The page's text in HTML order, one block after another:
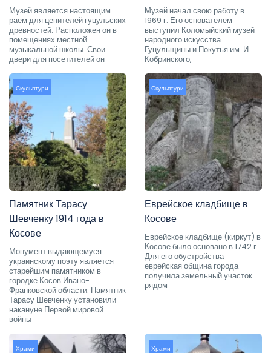
Музей является настоящим
раем для ценителей гуцульских
древностей. Расположен он в
помещениях местной
музыкальной школы. Свои
двери для посетителей он
Музей начал свою работу в
1969 г. Его основателем
выступил Коломыйский музей
народного искусства
Гуцульщины и Покутья им. И.
Кобринского,
Скульптури
Памятник Тарасу
Шевченку 1914 года в
Косове
Монумент выдающемуся
украинскому поэту является
старейшим памятником в
городке Косов Ивано-
Франковской области. Памятник
Тарасу Шевченку установили
накануне Первой мировой
войны
Скульптури
Еврейское кладбище в
Косове
Еврейское кладбище (киркут) в
Косове было основано в 1742 г.
Для его обустройства
еврейская община города
получила земельный участок
рядом
Храми Храми